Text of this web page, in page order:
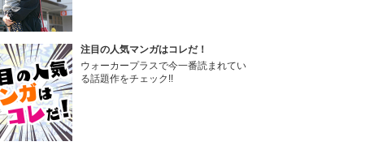
注目の人気マンガはコレだ！
ウォーカープラスで今一番読まれてい
る話題作をチェック!!